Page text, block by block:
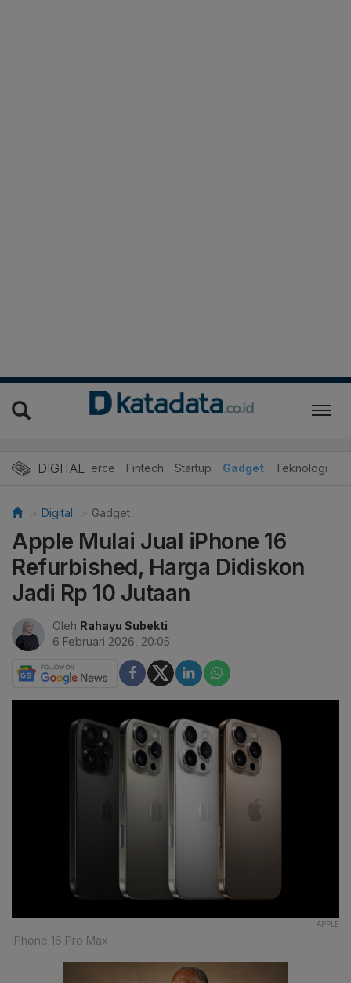
DIGITAL
E-Commerce Fintech Startup Gadget Teknologi
Digital Gadget
Apple Mulai Jual iPhone 16
Refurbished, Harga Didiskon
Jadi Rp 10 Jutaan
Oleh Rahayu Subekti
6 Februari 2026, 20:05
APPLE
iPhone 16 Pro Max